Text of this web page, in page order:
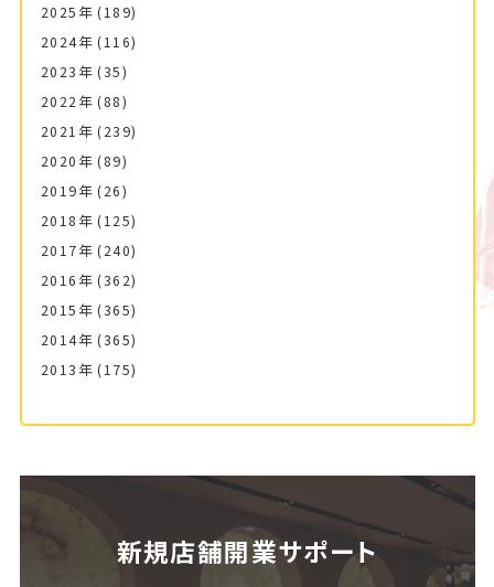
2025年 (189)
2024年 (116)
2023年 (35)
2022年 (88)
2021年 (239)
2020年 (89)
2019年 (26)
2018年 (125)
2017年 (240)
2016年 (362)
2015年 (365)
2014年 (365)
2013年 (175)
新規店舗開業サポート